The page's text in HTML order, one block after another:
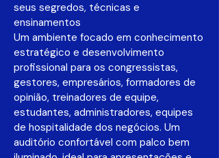
seus segredos, técnicas e
ensinamentos
Um ambiente focado em conhecimento
estratégico e desenvolvimento
profissional para os congressistas,
gestores, empresários, formadores de
opinião, treinadores de equipe,
estudantes, administradores, equipes
de hospitalidade dos negócios. Um
auditório confortável com palco bem